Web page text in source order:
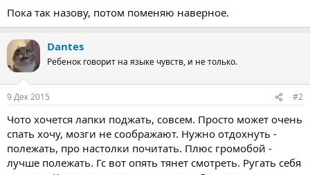
а
Пока так назову, потом поменяю наверное.
Dantes
Ребенок говорит на языке чувств, и не только.
9 Дек 2015 #2
Чото хочется лапки поджать, совсем. Просто может очень
спать хочу, мозги не соображают. Нужно отдохнуть -
полежать, про настолки почитать. Плюс громобой -
лучше полежать. Гс вот опять тянет смотреть. Ругать себя